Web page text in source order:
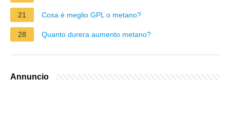
21 Cosa è meglio GPL o metano?
28 Quanto durera aumento metano?
Annuncio